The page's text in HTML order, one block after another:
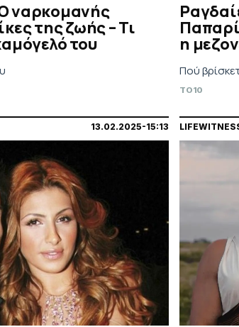
ναρκομανής
της ζωής – Τι
του η
Πού
TO10
13.02.2025-15:13